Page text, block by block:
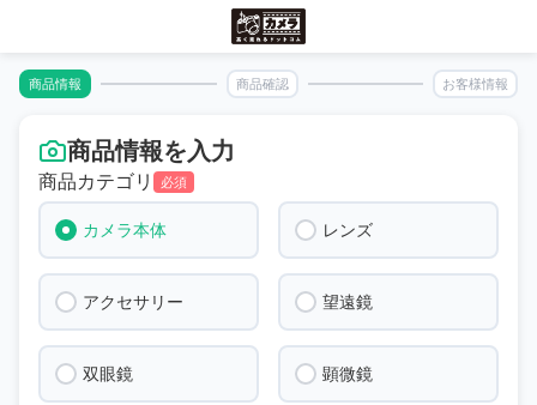
商品情報 商品確認 お客様情報
商品情報を入力
商品カテゴリ 必須
カメラ本体 レンズ
アクセサリー 望遠鏡
双眼鏡 顕微鏡